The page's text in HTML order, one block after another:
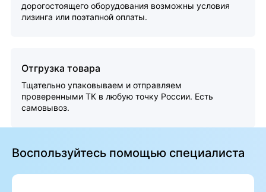
дорогостоящего оборудования возможны условия
лизинга или поэтапной оплаты.
Отгрузка товара
Тщательно упаковываем и отправляем
проверенными ТК в любую точку России. Есть
самовывоз.
Воспользуйтесь помощью специалиста